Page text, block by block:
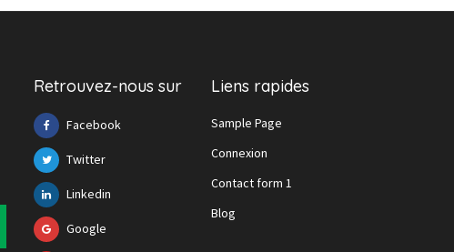
Retrouvez-nous sur
Facebook
Twitter
Linkedin
Google
Liens rapides
Sample Page
Connexion
Contact form 1
Blog